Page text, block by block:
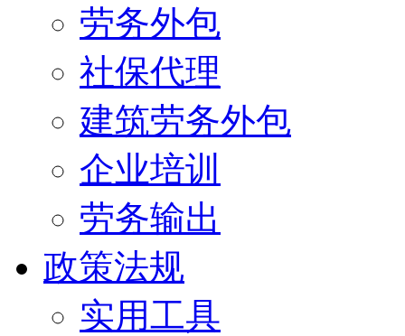
劳务外包
社保代理
建筑劳务外包
企业培训
劳务输出
政策法规
实用工具